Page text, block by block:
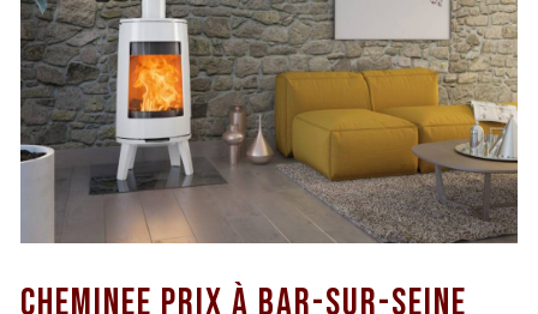
Cheminee prix à Bar-Sur-Seine